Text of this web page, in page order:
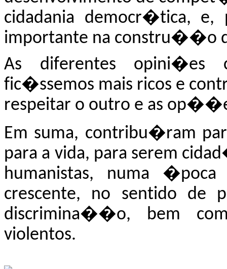
cidadania democr�tica,
importante na constru��o
As diferentes opini�es
fic�ssemos mais ricos e
respeitar o outro e as
Em suma, contribu�ram
para a vida, para serem
humanistas, numa
crescente, no sentido
discrimina��o, bem
violentos.